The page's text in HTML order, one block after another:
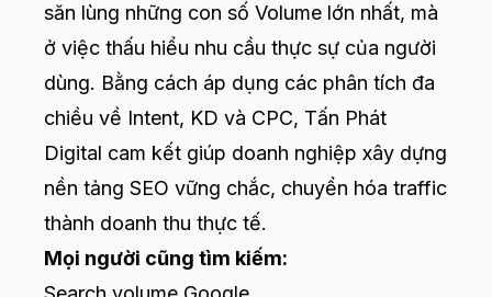
săn lùng những con số Volume lớn nhất, mà
ở việc thấu hiểu nhu cầu thực sự của người
dùng. Bằng cách áp dụng các phân tích đa
chiều về Intent, KD và CPC, Tấn Phát
Digital cam kết giúp doanh nghiệp xây dựng
nền tảng SEO vững chắc, chuyển hóa traffic
thành doanh thu thực tế.
Mọi người cũng tìm kiếm: